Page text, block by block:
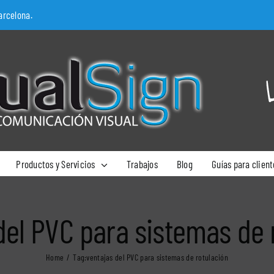
Productos y Servicios Trabajos Blog Guías para
PVC para sistemas
Home Tag:ventajas del PVC para sistemas de rotulación